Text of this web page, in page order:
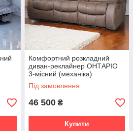
Комфортний розкладний
диван-реклайнер ОНТАРІО
3-місний (механіка)
Під замовлення
46 500 ₴
Купити